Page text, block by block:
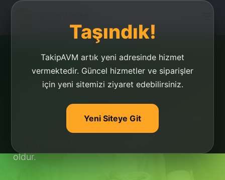
Taşındık!
TakipAVM artık yeni adresinde hizmet
vermektedir. Güncel hizmetler ve siparişler
için yeni sitemizi ziyaret edebilirsiniz.
Yeni Siteye Git
Abone Olma Hilesi
Abone olma hilesi yapmadan kanalına binlerce
abone gönder. Abone olmasını istediğiniz Türk
oldur.